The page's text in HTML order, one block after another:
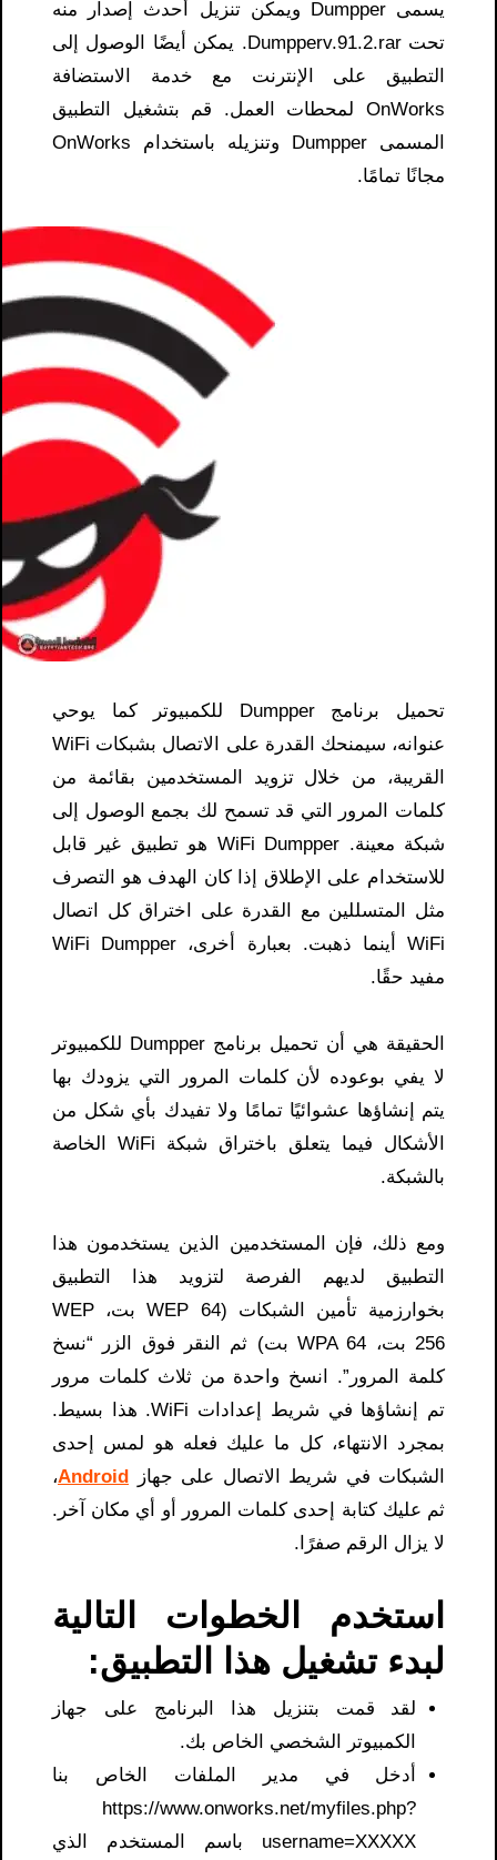
يسمى Dumpper ويمكن تنزيل أحدث إصدار منه
تحت Dumpperv.91.2.rar. يمكن أيضًا الوصول إلى
التطبيق على الإنترنت مع خدمة الاستضافة
OnWorks لمحطات العمل. قم بتشغيل التطبيق
المسمى Dumpper وتنزيله باستخدام OnWorks
مجانًا تمامًا.
تحميل برنامج Dumpper للكمبيوتر كما يوحي
عنوانه، سيمنحك القدرة على الاتصال بشبكات WiFi
القريبة، من خلال تزويد المستخدمين بقائمة من
كلمات المرور التي قد تسمح لك بجمع الوصول إلى
شبكة معينة. WiFi Dumpper هو تطبيق غير قابل
للاستخدام على الإطلاق إذا كان الهدف هو التصرف
مثل المتسللين مع القدرة على اختراق كل اتصال
WiFi أينما ذهبت. بعبارة أخرى، WiFi Dumpper
مفيد حقًا.
الحقيقة هي أن تحميل برنامج Dumpper للكمبيوتر
لا يفي بوعوده لأن كلمات المرور التي يزودك بها
يتم إنشاؤها عشوائيًا تمامًا ولا تفيدك بأي شكل من
الأشكال فيما يتعلق باختراق شبكة WiFi الخاصة
بالشبكة.
ومع ذلك، فإن المستخدمين الذين يستخدمون هذا
التطبيق لديهم الفرصة لتزويد هذا التطبيق
بخوارزمية تأمين الشبكات (WEP 64 بت، WEP
256 بت، WPA 64 بت) ثم النقر فوق الزر “نسخ
كلمة المرور”. انسخ واحدة من ثلاث كلمات مرور
تم إنشاؤها في شريط إعدادات WiFi. هذا بسيط.
بمجرد الانتهاء، كل ما عليك فعله هو لمس إحدى
الشبكات في شريط الاتصال على جهاز
Android،
ثم عليك كتابة إحدى كلمات المرور أو أي مكان آخر.
لا يزال الرقم صفرًا.
استخدم الخطوات التالية
لبدء تشغيل هذا التطبيق:
لقد قمت بتنزيل هذا البرنامج على جهاز
الكمبيوتر الشخصي الخاص بك.
أدخل في مدير الملفات الخاص بنا
https://www.onworks.net/myfiles.php?
username=XXXXX باسم المستخدم الذي